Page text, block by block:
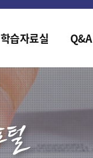
학습자료실 Q&A